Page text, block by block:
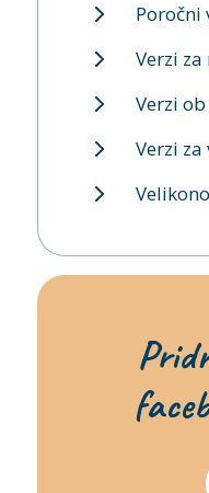
Poročni
Verzi
Verzi
Verzi